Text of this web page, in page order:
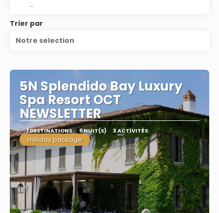
Trier par
Notre selection
5N Splendido Bay Luxury
Spa Resort OCT
NEWSLETTER
1 DESTINATIONS 5 NUIT(S) 3 ACTIVITÉS
Holiday package